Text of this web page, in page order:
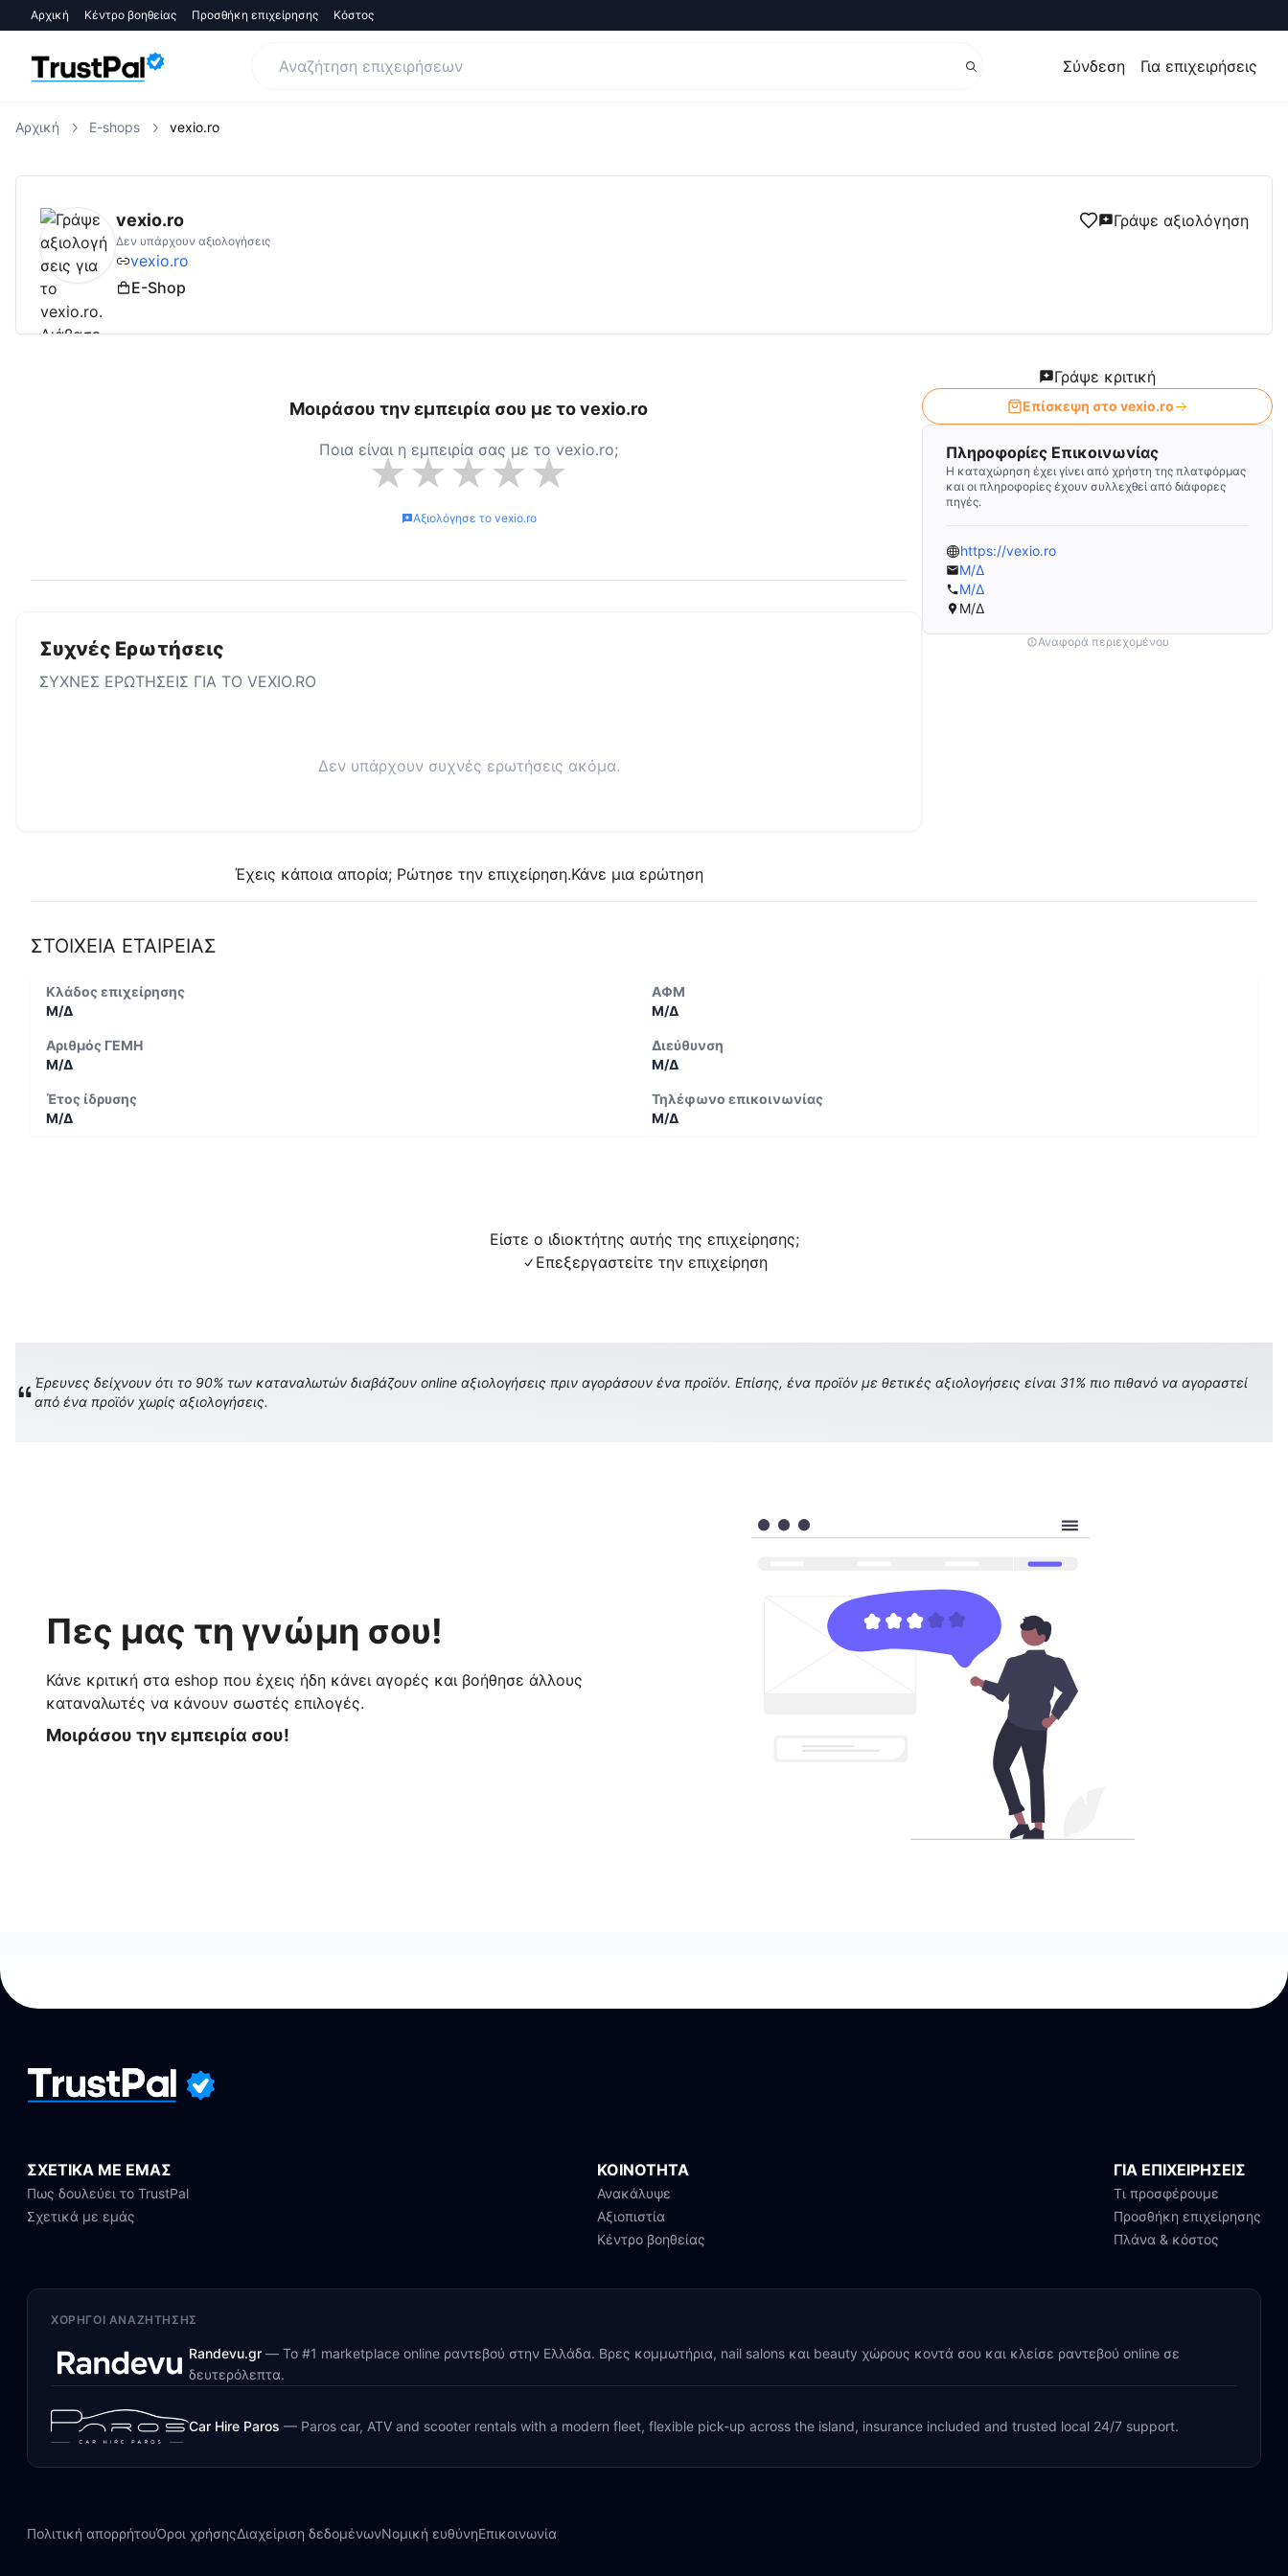
Αρχική Κέντρο βοηθείας Προσθήκη επιχείρησης Κόστος
Σύνδεση Για επιχειρήσεις
Αρχική E-shops vexio.ro
vexio.roΑξιολογήσεις | Δες Αξιολογήσεις και Κριτικές για
vexio.ro Γράψε αξιολόγηση
Δεν υπάρχουν αξιολογήσεις
vexio.ro
E-Shop
Μοιράσου την εμπειρία σου με τοvexio.ro
Ποια είναι η εμπειρία σας με το vexio.ro;
★★★★★
Αξιολόγησε το vexio.ro
Συχνές Ερωτήσεις
ΣΥΧΝΕΣ ΕΡΩΤΗΣΕΙΣ ΓΙΑ ΤΟ VEXIO.RO
Δεν υπάρχουν συχνές ερωτήσεις ακόμα.
Έχεις κάποια απορία; Ρώτησε την επιχείρηση.Κάνε μια ερώτηση
Γράψε κριτική
Επίσκεψη στο vexio.ro
Πληροφορίες Επικοινωνίας
Η καταχώρηση έχει γίνει από χρήστη της πλατφόρμας
και οι πληροφορίες έχουν συλλεχθεί από διάφορες
πηγές.
https://vexio.ro
Μ/Δ
Μ/Δ
Μ/Δ
Αναφορά περιεχομένου
ΣΤΟΙΧΕΙΑ ΕΤΑΙΡΕΙΑΣ
Κλάδος επιχείρησης
Μ/Δ
ΑΦΜ
Μ/Δ
Αριθμός ΓΕΜΗ
Μ/Δ
Διεύθυνση
Μ/Δ
Έτος ίδρυσης
Μ/Δ
Τηλέφωνο επικοινωνίας
Μ/Δ
Είστε ο ιδιοκτήτης αυτής της επιχείρησης;
Επεξεργαστείτε την επιχείρηση
Έρευνες δείχνουν ότι το 90% των καταναλωτών διαβάζουν online αξιολογήσεις πριν αγοράσουν ένα προϊόν. Επίσης, ένα προϊόν με θετικές αξιολογήσεις είναι 31% πιο πιθανό να αγοραστεί
από ένα προϊόν χωρίς αξιολογήσεις.
Πες μας τη γνώμη σου!
Κάνε κριτική στα eshop που έχεις ήδη κάνει αγορές και βοήθησε άλλους
καταναλωτές να κάνουν σωστές επιλογές.
Μοιράσου την εμπειρία σου!
ΣΧΕΤΙΚΑ ΜΕ ΕΜΑΣ
Πως δουλεύει το TrustPal
Σχετικά με εμάς
ΚΟΙΝΟΤΗΤΑ
Ανακάλυψε
Αξιοπιστία
Κέντρο βοηθείας
ΓΙΑ ΕΠΙΧΕΙΡΗΣΕΙΣ
Τι προσφέρουμε
Προσθήκη επιχείρησης
Πλάνα & κόστος
ΧΟΡΗΓΟΊ ΑΝΑΖΉΤΗΣΗΣ
Randevu.gr — Το #1 marketplace online ραντεβού στην Ελλάδα. Βρες κομμωτήρια, nail salons και beauty χώρους κοντά σου και κλείσε ραντεβού online σε
δευτερόλεπτα.
Car Hire Paros — Paros car, ATV and scooter rentals with a modern fleet, flexible pick-up across the island, insurance included and trusted local 24/7 support.
Πολιτική απορρήτουΌροι χρήσηςΔιαχείριση δεδομένωνΝομική ευθύνηΕπικοινωνία